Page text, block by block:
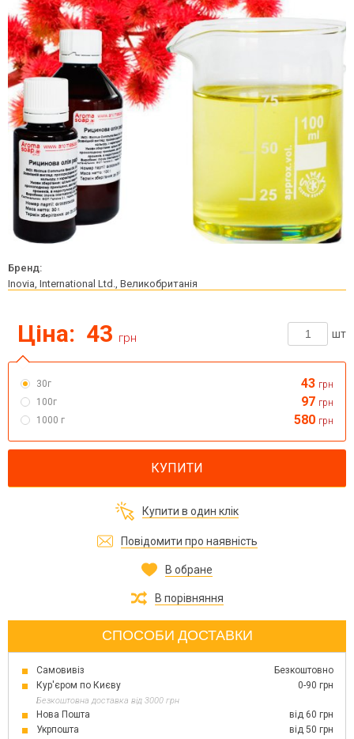
Бренд:
Inovia, International Ltd., Великобританія
Ціна: 43 грн шт
30г 43 грн
100г
97 грн
1000 г
580 грн
КУПИТИ
Купити в один клік
Повідомити про наявність
В обране
В порівняння
СПОСОБИ ДОСТАВКИ
Самовивіз
Безкоштовно
Кур'єром по Києву
0-90 грн
Безкоштовна доставка від 3000 грн
Нова Пошта
від 60 грн
Укрпошта
від 50 грн